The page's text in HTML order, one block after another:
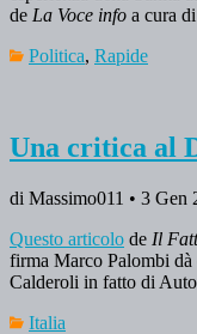
de La Voce info a cura
Politica, Rapide
Una critica al
di Massimo011 • 3 Gen
Questo articolo de Il
firma Marco Palombi
Calderoli in fatto di
Italia